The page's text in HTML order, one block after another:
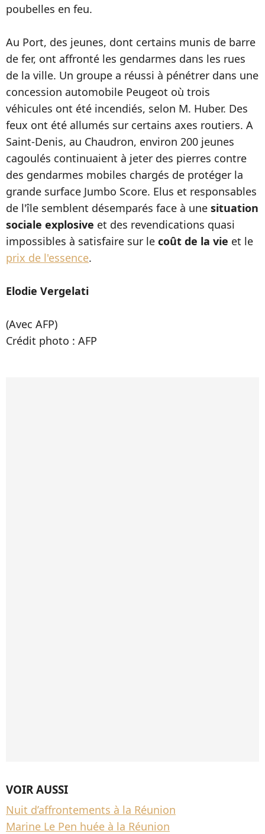
poubelles en feu.
Au Port, des jeunes, dont certains munis de barre
de fer, ont affronté les gendarmes dans les rues
de la ville. Un groupe a réussi à pénétrer dans une
concession automobile Peugeot où trois
véhicules ont été incendiés, selon M. Huber. Des
feux ont été allumés sur certains axes routiers. A
Saint-Denis, au Chaudron, environ 200 jeunes
cagoulés continuaient à jeter des pierres contre
des gendarmes mobiles chargés de protéger la
grande surface Jumbo Score. Elus et responsables
de l'île semblent désemparés face à une situation
sociale explosive et des revendications quasi
impossibles à satisfaire sur le coût de la vie et le
prix de l'essence.
Elodie Vergelati
(Avec AFP)
Crédit photo : AFP
VOIR AUSSI
Nuit d’affrontements à la Réunion
Marine Le Pen huée à la Réunion